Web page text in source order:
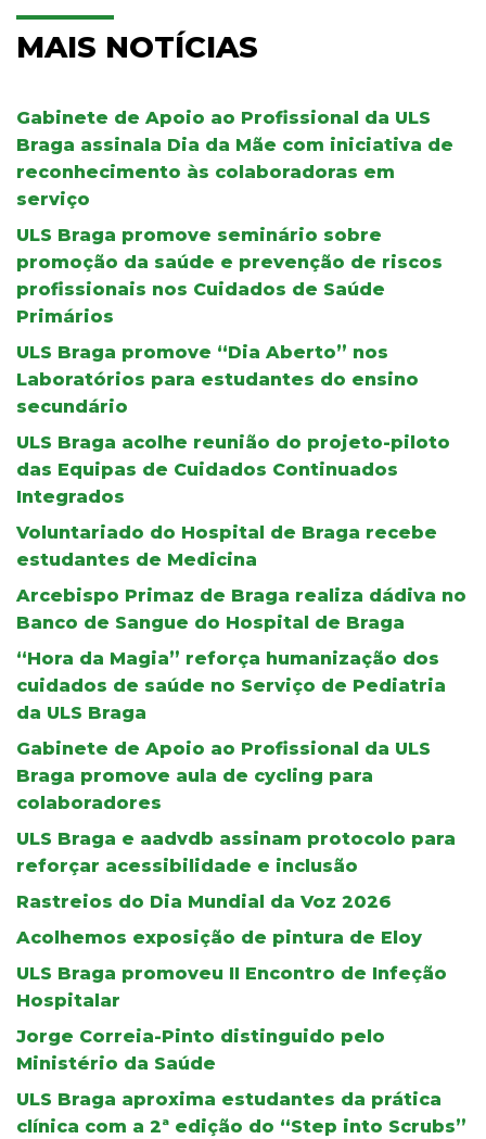
MAIS NOTÍCIAS
Gabinete de Apoio ao Profissional da ULS
Braga assinala Dia da Mãe com iniciativa de
reconhecimento às colaboradoras em
serviço
ULS Braga promove seminário sobre
promoção da saúde e prevenção de riscos
profissionais nos Cuidados de Saúde
Primários
ULS Braga promove “Dia Aberto” nos
Laboratórios para estudantes do ensino
secundário
ULS Braga acolhe reunião do projeto-piloto
das Equipas de Cuidados Continuados
Integrados
Voluntariado do Hospital de Braga recebe
estudantes de Medicina
Arcebispo Primaz de Braga realiza dádiva no
Banco de Sangue do Hospital de Braga
“Hora da Magia” reforça humanização dos
cuidados de saúde no Serviço de Pediatria
da ULS Braga
Gabinete de Apoio ao Profissional da ULS
Braga promove aula de cycling para
colaboradores
ULS Braga e aadvdb assinam protocolo para
reforçar acessibilidade e inclusão
Rastreios do Dia Mundial da Voz 2026
Acolhemos exposição de pintura de Eloy
ULS Braga promoveu II Encontro de Infeção
Hospitalar
Jorge Correia-Pinto distinguido pelo
Ministério da Saúde
ULS Braga aproxima estudantes da prática
clínica com a 2ª edição do “Step into Scrubs”